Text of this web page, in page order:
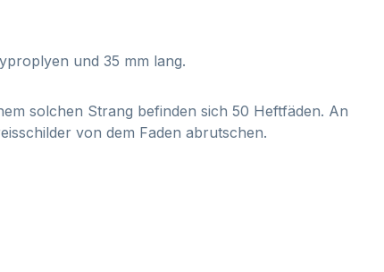
und 35 mm lang.
solchen Strang befinden sich 50 Heftfäden. An
von dem Faden abrutschen.